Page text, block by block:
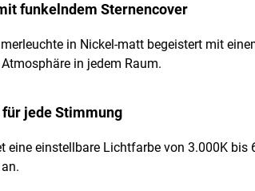
funkelndem Sternencover
in Nickel-matt begeistert mit
in jedem Raum.
jede Stimmung
eine einstellbare Lichtfarbe von 3.000K